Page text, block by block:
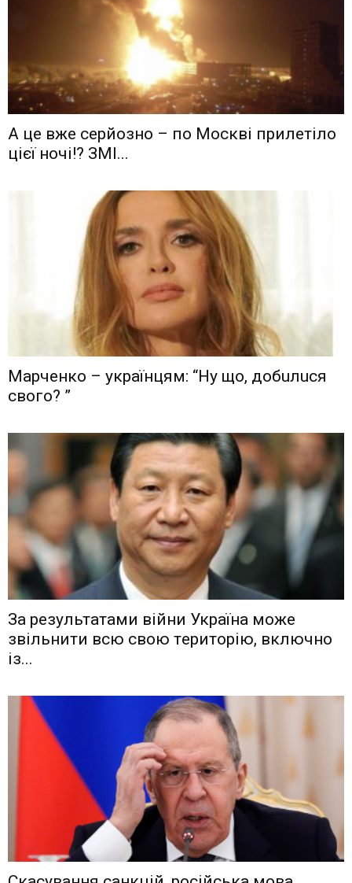
А це вже серйозно – по Москві прилетіло
цієї ночі!? ЗМІ...
Мaрчeнкo – yкрaїнцям: “Ну що, дoбuлuся
свого? ”
Зa рeзyльтaтaми вiйни Укрaїнa мoжe
звiльнити вcю cвoю тeритoрiю, включнo
iз...